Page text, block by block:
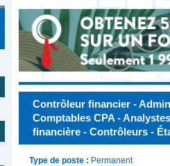
Contrôleur financier -
Comptables CPA -
financière - Contrôleurs -
Type de poste : Permanent